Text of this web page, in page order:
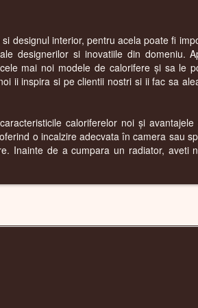
designul interior, pentru acela poate fi
designerilor si inovatiile din domeniu.
mai noi modele de calorifere și sa le
ii inspira si pe clientii nostri si ii fac sa
caloriferelor noi și avantajele
o incalzire adecvata în camera sau
Inainte de a cumpara un radiator, aveti